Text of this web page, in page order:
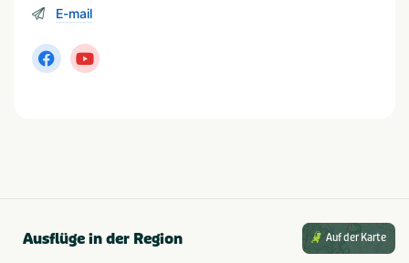
Spielgeräte auf den verschiedenen
Campingplätzen.
Komfort-Campingplätze mit Stromanschluss sowie
E-mail
Ausflüge in der Region Auf der Karte